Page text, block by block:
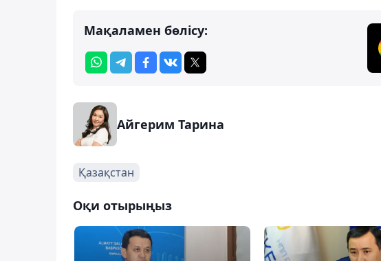
Мақаламен бөлісу:
Айгерим Тарина
Қазақстан
Оқи отырыңыз